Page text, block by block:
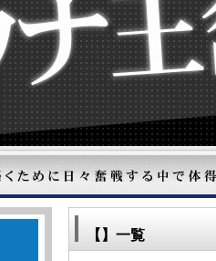
【】一覧